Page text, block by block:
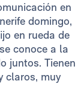
en
domingo,
en rueda de
conoce a la
juntos. Tienen
claros, muy